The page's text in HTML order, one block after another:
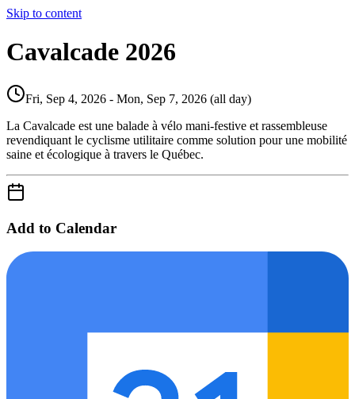
Skip to content
Cavalcade 2026
Fri, Sep 4, 2026 - Mon, Sep 7, 2026 (all day)
La Cavalcade est une balade à vélo mani-festive et rassembleuse
revendiquant le cyclisme utilitaire comme solution pour une mobilité
saine et écologique à travers le Québec.
Add to Calendar